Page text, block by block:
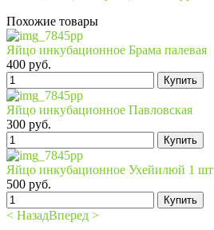
Похожие товары
Яйцо инкубационное Брама палевая
400 руб.
Яйцо инкубационное Павловская
300 руб.
Яйцо инкубационное Ухейилюй 1 шт
500 руб.
< НазадВперед >